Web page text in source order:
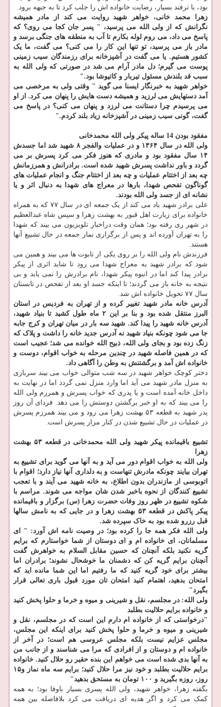
بود، با ترفند بسیار، رضایت خانواده اش را جلب کرد تا به جبهه برود.
زهرا محمد خانی، خواهر شهید روایت می کند از مادر همیشه
نگرانش که از ولی الله می پرسید، " پسر جان کجا می روی؟ که
پاسخ می داد، می روم لوله بکارم تا آب به منطقه های جنگی برسد و
مادر باز می پرسید، تو تنها این کار را می کنی؟ می گفت، ما یک
کشور هستیم. یا می گفت در آشپزخانه برای رزمندگان سیب زمینی
پوست می گیرم؛ دل مادر آرام می شد در صورتی که ولی الله به
سبب قد بلندش مسئول تیربار و کاتیوشا بود."
خواهر شهید به خبرنگار ایسنا می گوید " وقتی ولی به مرخصی می
آمد دستهایش می لرزید و همیشه دست هایش را پنهان می کرد. از او
می پرسیدم چرا دستانت می لرزد و پنهان می کنی؟ در پاسخ می
گفت، گونی سیب زمینی در آشپزخانه زیاد بلند کردم."
مفقود بودن 14 ساله پیکر ولی الله محمدخانی
ولی الله در سال ۱۳۶۴ و در عملیات والفجر ۸ شهید شد اما جسدش
۱۴ سال مفقود بود و مادری که هنوز فکر می کرد پسرش بر می
گردد و باور نداشت پسرش شهید شده است. برادرانش و همرزمانش
چه بعد از اختتام عملیات و چه بعد از اختتام جنگ و انجام عملیات های
گوناگون تفحص شهدا، بارها در معراج های شهدا به دنبال اثر و یا
نشانه ای از جسد ولی الله بودند.
علی برادر شهید یاد می کند از یک جمعه ای در سال ۷۷ که به همراه
خانواده برای زیارت اهل قبور به بهشت زهرا و سپس شاه عبدالعظیم
در شهر ری رفته بود؛ همان وقت دراخبار تلویزیون می بیند که شهدا
را به تهران آورده اند و پس از برگزاری نماز جمعه در حال تشییع آنها
هستند.
فرزندش نام ولی الله را بر روی یکی از تابوت ها می بیند و همین می
شود که برادر شهید به معراج شهدا می رود تا شاید اثری از پیکر
برادر پیدا کند اما در انبوه پیکر شهدا، نام برادرش را نمی یابد و بی
نتیجه به خانه باز می گردند؛ تا اینکه جسد او بعد از تفحص در تابستان
سال ۷۷ تحویل خانواده اش شد.
آدرس خانه مادر شهید تغییر کرده و از تهران به فردیس در استان
البرز منتقل شده بود و بنا بر این ۲ ماه طول کشید تا بنیاد شهید،
آدرس خانه شهید را پیدا کند. شهید سه بار در میان تهران و کرج جابه
جا می شود چونکه بنیاد شهید نه آدرس جدید خانه را داشت و پلاک که
زنگ زده بود و بجای ولی الله، ذبیح الله خوانده می شد؛ عجیب است
که در همین فاصله شهید در چندین مرحله به خواب اقوام، دوست و
خانواده اش آمد و برگشتنش به وطن را آگاهی داد.
دختر کوچک خواهر شهید در سه شب متوالی خواب می بیند سربازی
به منزل مادر شهید می آید اما وارد منزل نمی گردد اما در نهایت به
داخل خانه آمده است و یا پدری که خواب پسرش و همرزم ولی الله
را می بیند که به او خبر برگشتن دوستش را می دهد. فردای آن روز
پدر شهید به قطعه ۵۳ بهشت زهرا می رود و می بیند همرزم پسرش
در عملیات در حال تشییع شدن در کنار مزار پسرش است.
تشییع باقیمانده پیکر شهید ولی الله محمدخانی در قطعه ۵۳ بهشت
زهرا
ولی الله به خواب اقوام دور می آید و به آنها می گوید برای تشییع به
تهران بیایند چونکه مادرش تنهاست و به دلداری آنها نیاز دارد؛ اقوام با
اتوبوسی از مازندران بدون اطلاع، به خانه شهید می آیند و با تعجب
تشییع کنندگان از نحوه باخبر شدن شان مواجه می شوند. مراسم با
شکوه تشییع در ظهر روز وفات حضرت زهرا (س) برگزار و باقیمانده
پیکر پاکش در قطعه ۵۳ بهشت زهرا و در جایی که به نامش سالها
قبل رزرو شده بود به خاک سپرده شد.
ولی الله فکر همه جا را کرده بود؛ در وصیت نامه اش آورد: " ای
مسلمانان، ای خانواده ام و ای دوستان از شما خواستارم که برایم
گریه نکنید بلکه آنچنان که حسین مقابل السلام به خواهرش گفت
آنچنان برایم گریه کن که دشمنان ما خوشحال نشوند؛ برادران اما
بیشتر برای خود گریه کنید که ما رفتیم اما این شما مانده اید که
امتحان بدهید، اهتمام کنید امتحان تان مورد قبول باری تعالی قرار
بگیرد"
ولی الله: در مجلسم، نقل و شیرینی و میوه و خرما و حلوا پخش کنید
و خانواده برایم حلالیت بطلبد
"درخواستی که از خانواده ام دارم این است که در مجلسم، نقل و
شیرینی و میوه و خرما و حلوا پخش کنید برای اینکه این مجلس،
مجلس عزایم نیست بلکه مجلس عروسی هم است؛ در آخر از
خانواده ام و دوستان و از افرادی که مرا می شناسند و از جانب من
به آنها بدی شده است می خواهم این بنده حقیر رو حلال کنید. خانواده
برایم حلالیت بطلبد و خود نیز مرا حلال کنید؛ برایم سه ماه نماز و۱۵
روز، روزه بگیرید و ۱۰۰ تومان به مستحق بدهید"
بگفته زهرا، خواهر شهید، ولی الله پسری بسیار باوفا بود؛ به همه
کمک می کرد و اگر هدیه ای دریافت می کرد بلافاصله بین همه